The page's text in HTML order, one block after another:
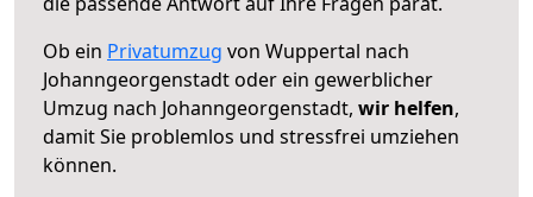
Ob ein Privatumzug von Wuppertal nach
Johanngeorgenstadt oder ein gewerblicher
Umzug nach Johanngeorgenstadt, wir helfen,
damit Sie problemlos und stressfrei umziehen
können.